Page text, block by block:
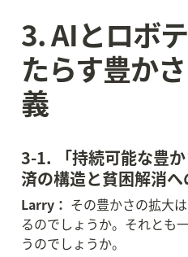
3. AIとロボ
たらす豊か
義
3-1. 「持続可能な豊
済の構造と貧困解消へ
Larry： その豊かさの拡大
るのでしょうか。それとも
うのでしょうか。